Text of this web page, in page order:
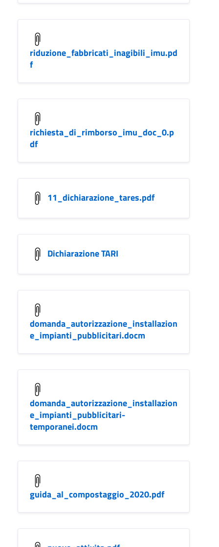
riduzione_fabbricati_inagibili_imu.pd
f
richiesta_di_rimborso_imu_doc_0.p
df
11_dichiarazione_tares.pdf
Dichiarazione TARI
domanda_autorizzazione_installazion
e_impianti_pubblicitari.docm
domanda_autorizzazione_installazion
e_impianti_pubblicitari-
temporanei.docm
guida_al_compostaggio_2020.pdf